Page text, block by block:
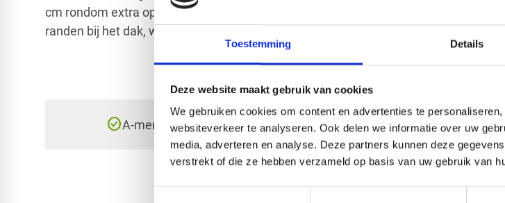
Toestemming Details
Deze website maakt gebruik van cookies
We gebruiken cookies om content en advertenties te
websiteverkeer te analyseren. Ook delen we informatie over uw
media, adverteren en analyse. Deze partners kunnen deze
verstrekt of die ze hebben verzameld op basis van uw gebruik van
cm rondom extra op te tellen bij de netto dakmaat i.v.m. de opstaande
randen bij het dak, wat zorgt voor overlapping.
check_circleA-merk met KOMO® keurmerk check_circleLeverancier met expertise